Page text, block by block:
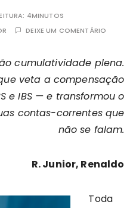
4MINUTOS
DEIXE UM COMENTÁRIO
cumulatividade plena.
veta a compensação
e IBS — e transformou o
contas-correntes que
não se falam.
R. Junior, Renaldo
Toda